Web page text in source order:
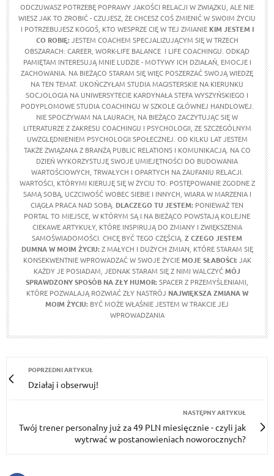
ODCZUWASZ POTRZEBĘ POPRAWY JAKOŚCI RELACJI W ZWIĄZKU, ALE NIE
WIESZ JAK TO ZROBIĆ - CZUJESZ, ŻE CHCESZ COŚ ZMIENIĆ W SWOIM ŻYCIU
I POTRZEBUJESZ KOGOŚ, KTO WESPRZE CIĘ W TEJ ZMIANIE KIM JESTEM I
CO ROBIĘ:JESTEM COACHEM SPECJALIZUJĄCYM SIĘ W TRZECH
OBSZARACH: CAREER, WORK-LIFE BALANCE I LIFE COACHINGU. ODKĄD
PAMIĘTAM INTERESUJĄ MNIE LUDZIE - MOTYWY ICH DZIAŁAŃ, EMOCJE I
ZACHOWANIA. NA BIEŻĄCO STARAM SIĘ WIĘC POSZERZAĆ SWOJĄ WIEDZĘ
NA TEN TEMAT. UKOŃCZYŁAM STUDIA MAGISTERSKIE NA KIERUNKU
SOCJOLOGIA NA UNIWERSYTECIE KARDYNAŁA STEFA WYSZYŃSKIEGO I
PODYPLOMOWE STUDIA COACHINGU W SZKOLE GŁÓWNEJ HANDLOWEJ.
NIE SPOCZYWAM NA LAURACH, NA BIEŻĄCO ZACZYTUJĄC SIĘ W
LITERATURZE Z ZAKRESU COACHINGU I PSYCHOLOGII, ZE SZCZEGÓLNYM
UWZGLĘDNIENIEM PSYCHOLOGII SPOŁECZNEJ. OD KILKU LAT JESTEM
TAKŻE ZWIĄZANA Z BRANŻĄ PUBLIC RELATIONS I KOMUNIKACJĄ. NA CO
DZIEŃ WYKORZYSTUJĘ SWOJE UMIEJĘTNOŚCI DO BUDOWANIA
WARTOŚCIOWYCH, TRWAŁYCH I OPARTYCH NA ZAUFANIU RELACJI.
WARTOŚCI, KTÓRYMI KIERUJĘ SIĘ W ŻYCIU TO: POSTĘPOWANIE ZGODNE Z
SAMĄ SOBĄ, UCZCIWOŚĆ WOBEC SIEBIE I INNYCH, WIARA W MARZENIA I
CIĄGŁA PRACA NAD SOBĄ. DLACZEGO TU JESTEM: PONIEWAŻ TEN
PORTAL TO MIEJSCE, W KTÓRYM SĄ I NA BIEŻĄCO POWSTAJĄ KOLEJNE
CIEKAWE ARTYKUŁY, KTÓRE INSPIRUJĄ DO ZMIANY I ZWIĘKSZENIA
SAMOŚWIADOMOŚCI. CHCĘ BYĆ TEGO CZĘŚCIĄ. Z CZEGO JESTEM
DUMNA W MOIM ŻYCIU:Z MAŁYCH I DUŻYCH ZMIAN, KTÓRE STARAM SIĘ
KONSEKWENTNIE WPROWADZAĆ W SWOJE ŻYCIEMOJE SŁABOŚCI:JAK
KAŻDY JE POSIADAM, JEDNAK STARAM SIĘ Z NIMI WALCZYĆMÓJ
SPRAWDZONY SPOSÓB NA ZŁY HUMOR:SPACER Z PRZEMYŚLENIAMI,
KTÓRE POZWALAJĄ ROZWIAĆ ZŁY NASTRÓJ NAJWIĘKSZA ZMIANA W
MOIM ŻYCIU: BYĆ MOŻE WŁAŚNIE JESTEM W TRAKCIE JEJ
WPROWADZANIA
POPRZEDNI ARTYKUŁ
Działaj i obserwuj!
NASTĘPNY ARTYKUŁ
Twój trener personalny już za 49 PLN miesięcznie - czyli jak
wytrwać w postanowieniach noworocznych?